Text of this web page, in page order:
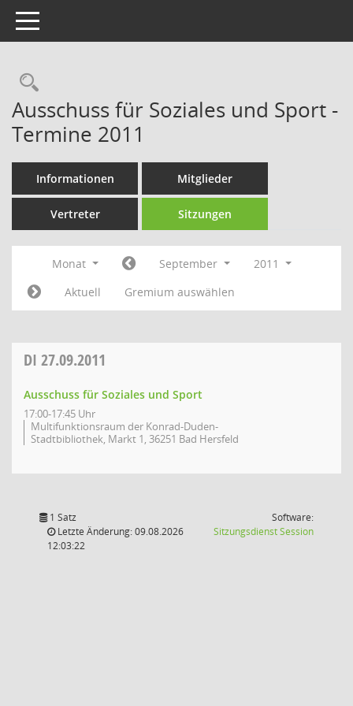
Toggle navigation
Rechercheauswahl
Ausschuss für Soziales und Sport -
Termine 2011
Informationen Mitglieder
Vertreter Sitzungen
Monat September
2011
Aktuell
Gremium auswählen
DI 27.09.2011
Ausschuss für Soziales und Sport
17:00-17:45 Uhr
Multifunktionsraum der Konrad-Duden-
Stadtbibliothek, Markt 1, 36251 Bad Hersfeld
1 Satz
Letzte Änderung: 09.08.2026
12:03:22
Software:
SitzungsdienstSession(Wird in